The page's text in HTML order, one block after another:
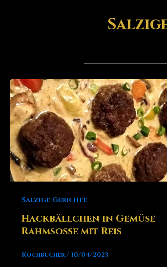
Salzige Gerichte
Hackbällchen in Gemüse
Rahmsoße mit Reis
Kochbucher/ 10/04/2023